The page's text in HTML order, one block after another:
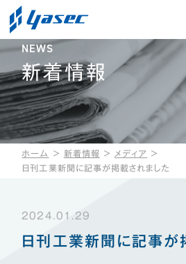
NEWS
新着情報
ホーム ＞ 新着情報 ＞ メディア
＞
日刊工業新聞に記事が掲載されました
2024.01.29
日刊工業新聞に記事が